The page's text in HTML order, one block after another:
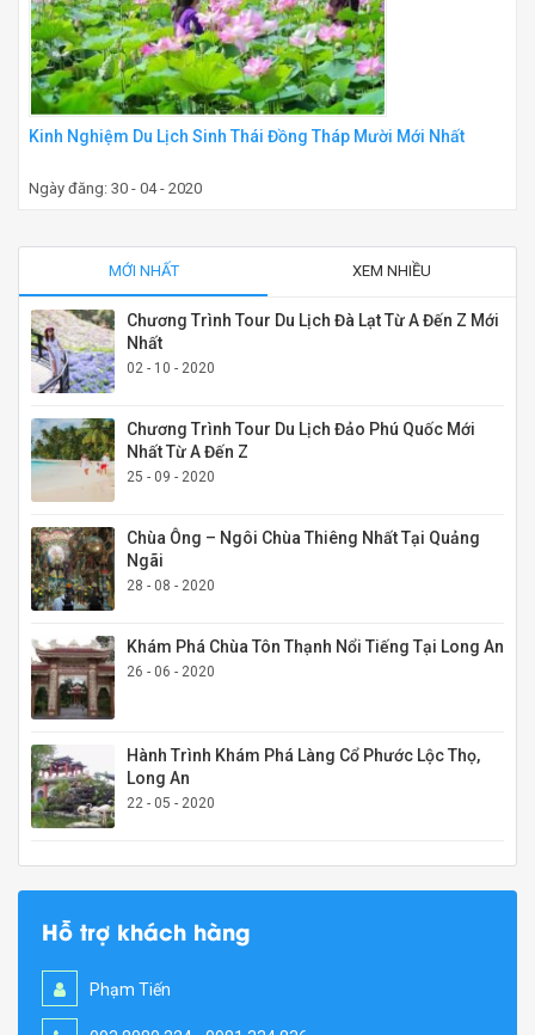
Kinh Nghiệm Du Lịch Sinh Thái Đồng Tháp Mười Mới Nhất
Ngày đăng: 30 - 04 - 2020
MỚI NHẤT XEM NHIỀU
Chương Trình Tour Du Lịch Đà Lạt Từ A Đến Z Mới
Nhất
02 - 10 - 2020
Chương Trình Tour Du Lịch Đảo Phú Quốc Mới
Nhất Từ A Đến Z
25 - 09 - 2020
Chùa Ông – Ngôi Chùa Thiêng Nhất Tại Quảng
Ngãi
28 - 08 - 2020
Khám Phá Chùa Tôn Thạnh Nổi Tiếng Tại Long An
26 - 06 - 2020
Hành Trình Khám Phá Làng Cổ Phước Lộc Thọ,
Long An
22 - 05 - 2020
Hỗ trợ khách hàng
Phạm Tiến